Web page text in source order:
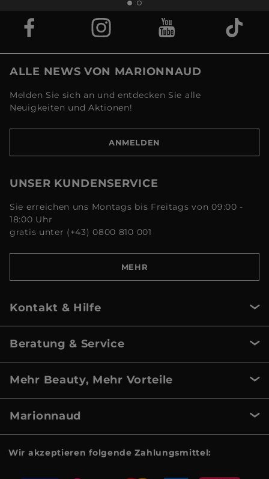
ALLE NEWS VON MARIONNAUD
Melden Sie sich an und entdecken Sie alle
Neuigkeiten und Aktionen!
ANMELDEN
UNSER KUNDENSERVICE
Sie erreichen uns Montags bis Freitags von 09:00 -
18:00 Uhr
gratis unter (+43) 0800 810 001
MEHR
Kontakt & Hilfe
Beratung & Service
Mehr Beauty, Mehr Vorteile
Marionnaud
Wir akzeptieren folgende Zahlungsmittel: